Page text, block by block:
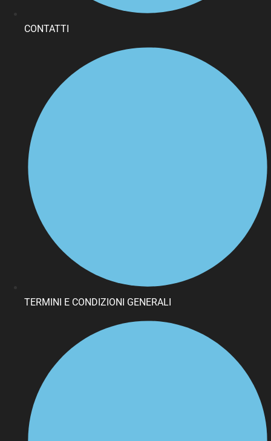
CONTATTI
TERMINI E CONDIZIONI GENERALI